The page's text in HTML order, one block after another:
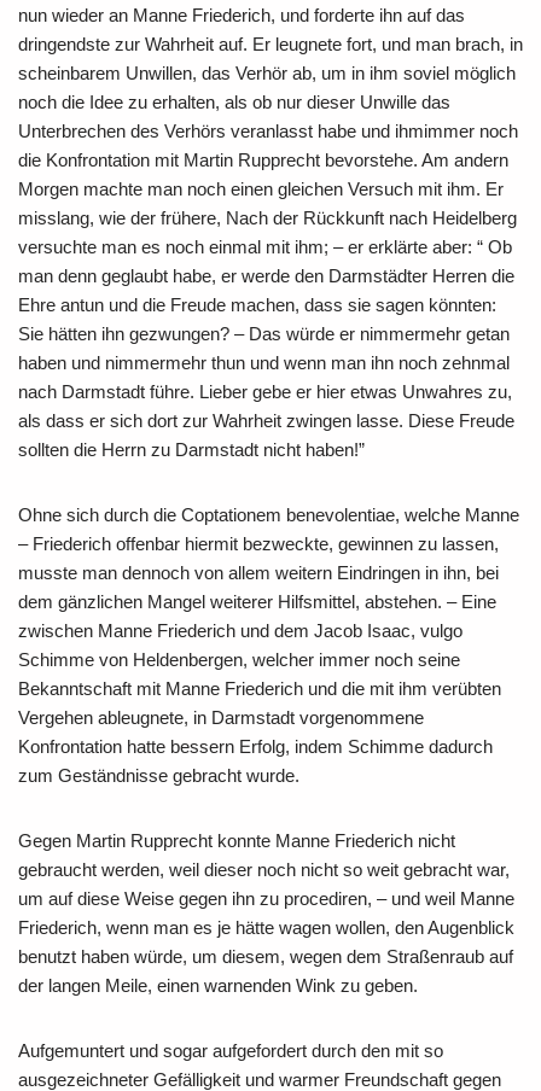
nun wieder an Manne Friederich, und forderte ihn auf das
dringendste zur Wahrheit auf. Er leugnete fort, und man brach, in
scheinbarem Unwillen, das Verhör ab, um in ihm soviel möglich
noch die Idee zu erhalten, als ob nur dieser Unwille das
Unterbrechen des Verhörs veranlasst habe und ihmimmer noch
die Konfrontation mit Martin Rupprecht bevorstehe. Am andern
Morgen machte man noch einen gleichen Versuch mit ihm. Er
misslang, wie der frühere, Nach der Rückkunft nach Heidelberg
versuchte man es noch einmal mit ihm; – er erklärte aber: “ Ob
man denn geglaubt habe, er werde den Darmstädter Herren die
Ehre antun und die Freude machen, dass sie sagen könnten:
Sie hätten ihn gezwungen? – Das würde er nimmermehr getan
haben und nimmermehr thun und wenn man ihn noch zehnmal
nach Darmstadt führe. Lieber gebe er hier etwas Unwahres zu,
als dass er sich dort zur Wahrheit zwingen lasse. Diese Freude
sollten die Herrn zu Darmstadt nicht haben!”
Ohne sich durch die Coptationem benevolentiae, welche Manne
– Friederich offenbar hiermit bezweckte, gewinnen zu lassen,
musste man dennoch von allem weitern Eindringen in ihn, bei
dem gänzlichen Mangel weiterer Hilfsmittel, abstehen. – Eine
zwischen Manne Friederich und dem Jacob Isaac, vulgo
Schimme von Heldenbergen, welcher immer noch seine
Bekanntschaft mit Manne Friederich und die mit ihm verübten
Vergehen ableugnete, in Darmstadt vorgenommene
Konfrontation hatte bessern Erfolg, indem Schimme dadurch
zum Geständnisse gebracht wurde.
Gegen Martin Rupprecht konnte Manne Friederich nicht
gebraucht werden, weil dieser noch nicht so weit gebracht war,
um auf diese Weise gegen ihn zu procediren, – und weil Manne
Friederich, wenn man es je hätte wagen wollen, den Augenblick
benutzt haben würde, um diesem, wegen dem Straßenraub auf
der langen Meile, einen warnenden Wink zu geben.
Aufgemuntert und sogar aufgefordert durch den mit so
ausgezeichneter Gefälligkeit und warmer Freundschaft gegen